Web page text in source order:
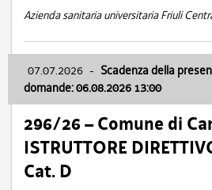
Azienda sanitaria universitaria Friuli
07.07.2026 - Scadenza della
domande: 06.08.2026 13:00
296/26 – Comune di
ISTRUTTORE
Cat. D